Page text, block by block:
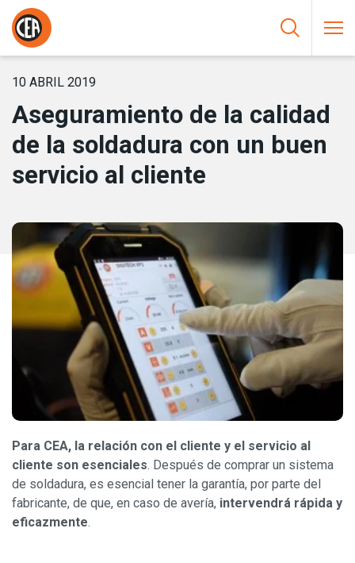
Saltar al contenido
HOME/
SOLDADURA CON UN BUEN SERVICIO AL CLIENTE
10 ABRIL 2019
Aseguramiento de la calidad
de la soldadura con un buen
servicio al cliente
Para CEA, la relación con el cliente y el servicio al
cliente son esenciales. Después de comprar un sistema
de soldadura, es esencial tener la garantía, por parte del
fabricante, de que, en caso de avería, intervendrá rápida y
eficazmente.